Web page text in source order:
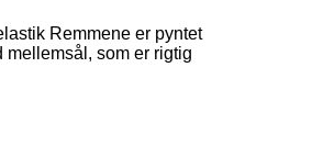
Remmene er pyntet
som er rigtig